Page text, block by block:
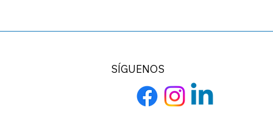
SÍGUENOS